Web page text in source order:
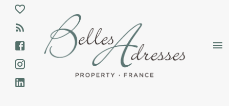
Neuilly Pasteur 3 chambres - Vente -
Aparté haute
En-tête
Liens